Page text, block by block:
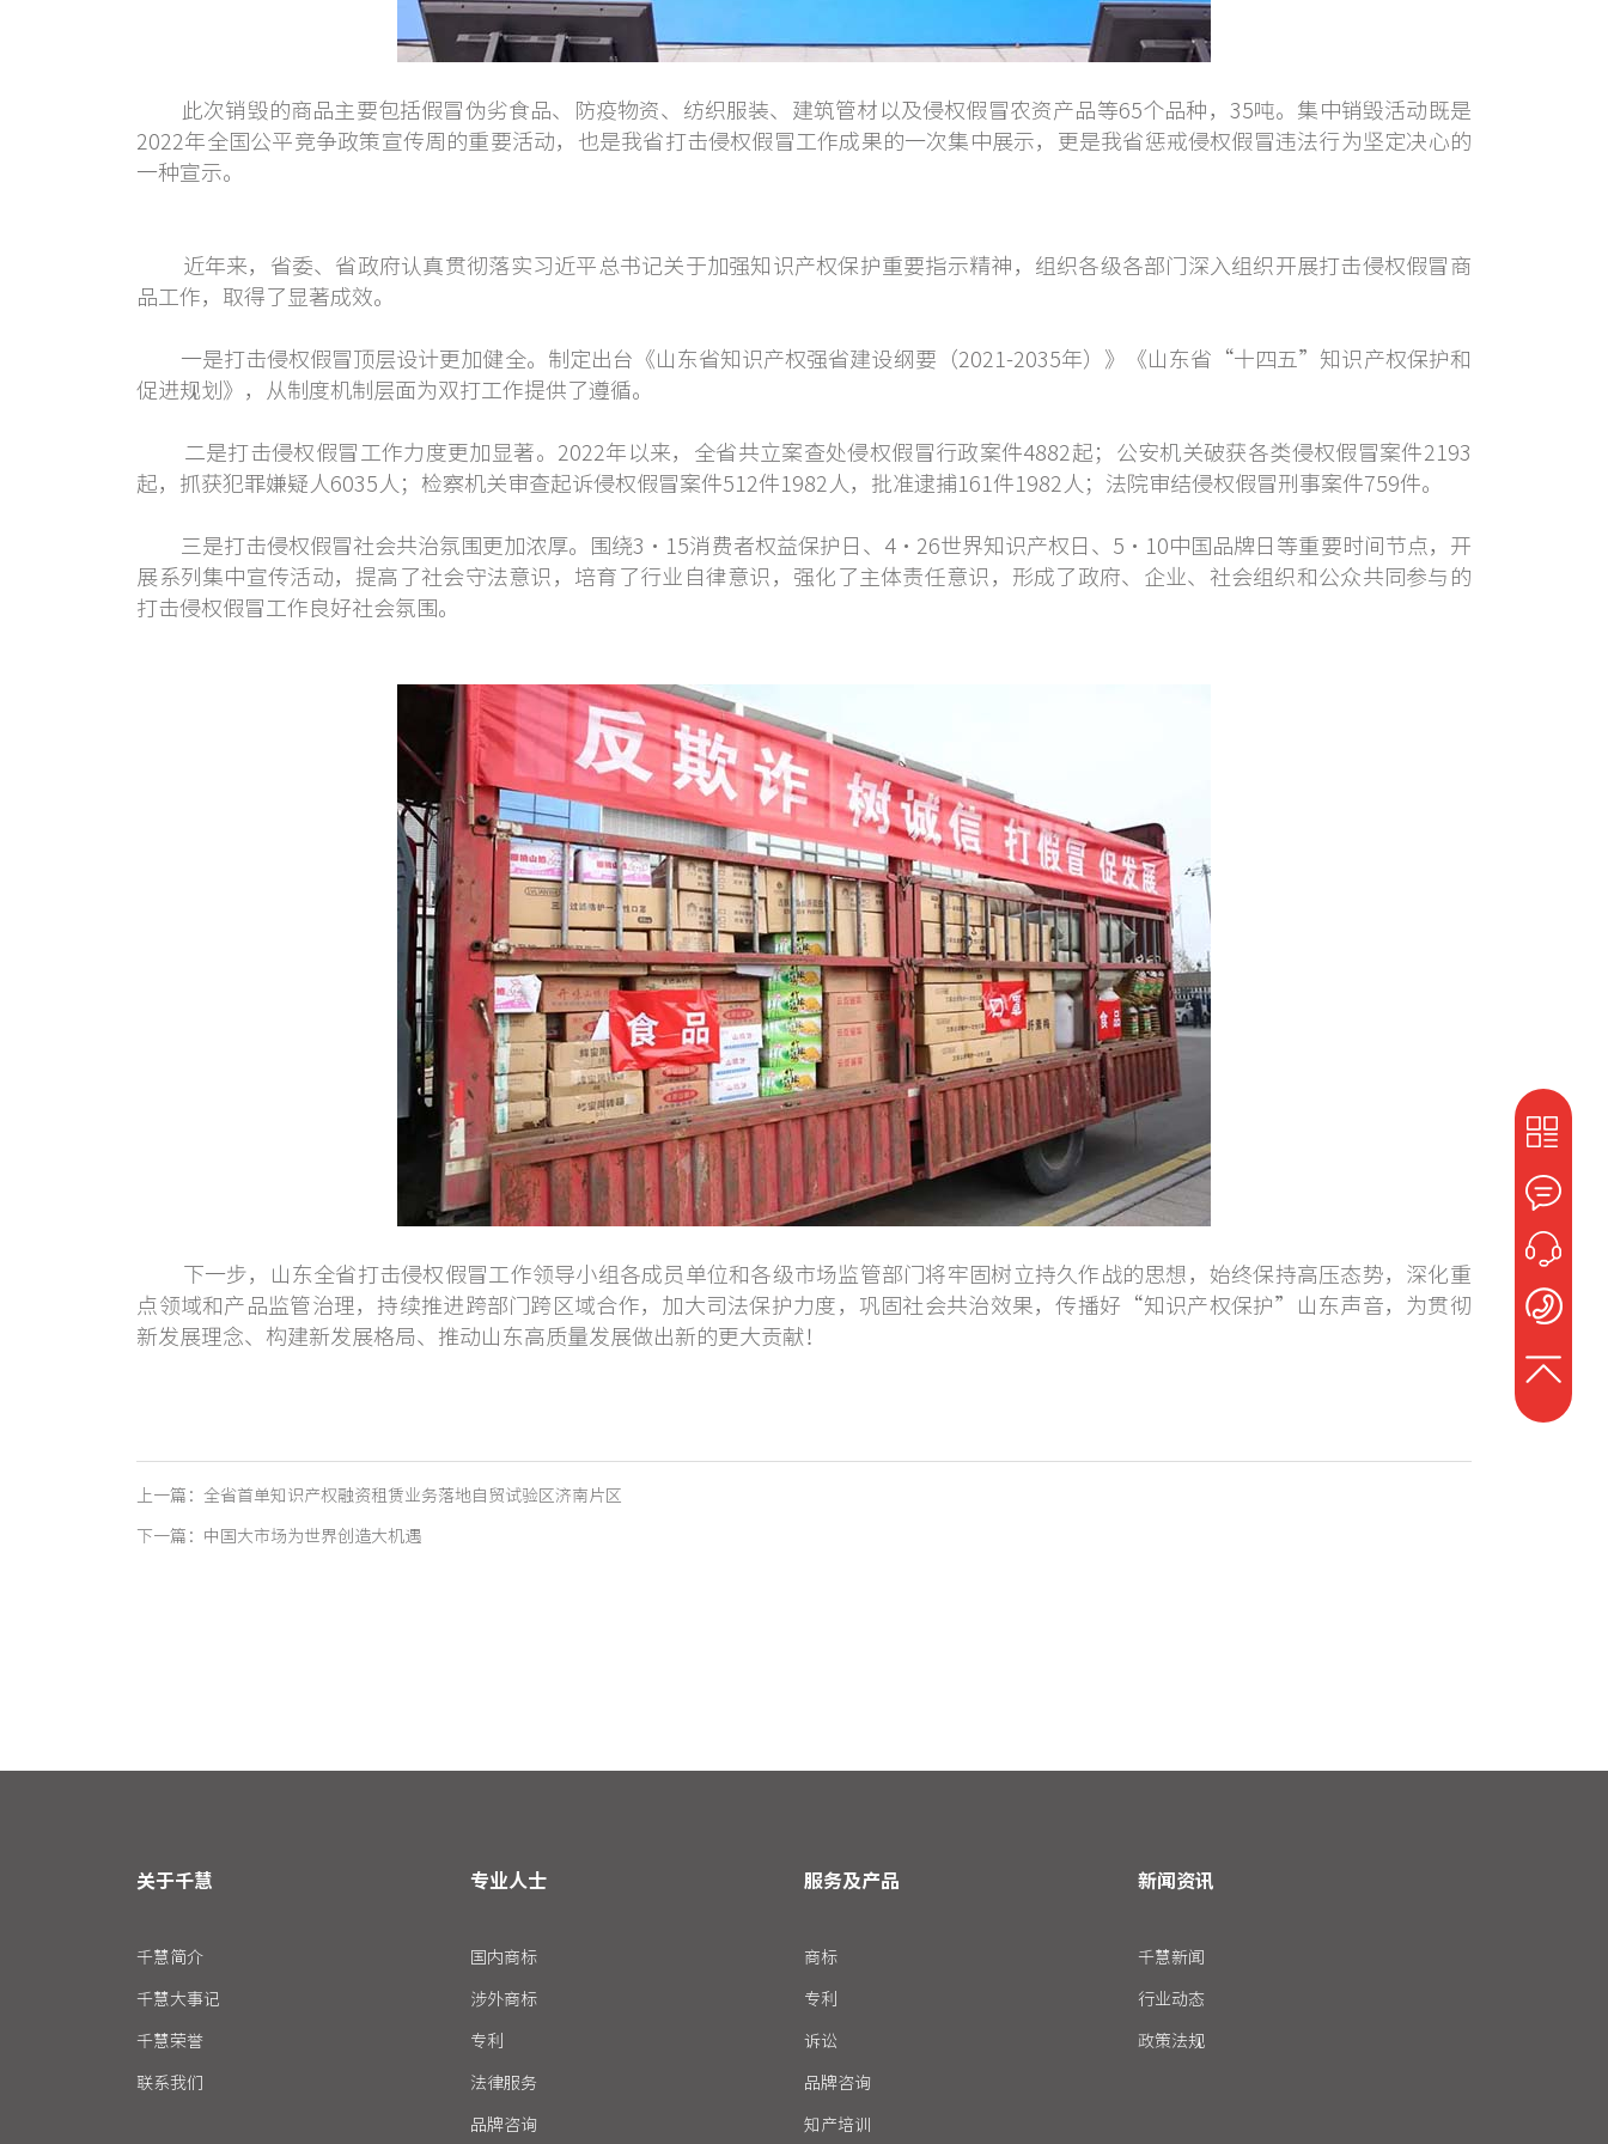
此次销毁的商品主要包括假冒伪劣食品、防疫物资、纺织服装、建筑管材以及侵权假冒农资产品等65个品种，35吨。集中销毁活动既是
2022年全国公平竞争政策宣传周的重要活动，也是我省打击侵权假冒工作成果的一次集中展示，更是我省惩戒侵权假冒违法行为坚定决心的
一种宣示。
近年来，省委、省政府认真贯彻落实习近平总书记关于加强知识产权保护重要指示精神，组织各级各部门深入组织开展打击侵权假冒商
品工作，取得了显著成效。
一是打击侵权假冒顶层设计更加健全。制定出台《山东省知识产权强省建设纲要（2021-2035年）》《山东省“十四五”知识产权保护和
促进规划》，从制度机制层面为双打工作提供了遵循。
二是打击侵权假冒工作力度更加显著。2022年以来，全省共立案查处侵权假冒行政案件4882起；公安机关破获各类侵权假冒案件2193
起，抓获犯罪嫌疑人6035人；检察机关审查起诉侵权假冒案件512件1982人，批准逮捕161件1982人；法院审结侵权假冒刑事案件759件。
三是打击侵权假冒社会共治氛围更加浓厚。围绕3·15消费者权益保护日、4·26世界知识产权日、5·10中国品牌日等重要时间节点，开
展系列集中宣传活动，提高了社会守法意识，培育了行业自律意识，强化了主体责任意识，形成了政府、企业、社会组织和公众共同参与的
打击侵权假冒工作良好社会氛围。
下一步，山东全省打击侵权假冒工作领导小组各成员单位和各级市场监管部门将牢固树立持久作战的思想，始终保持高压态势，深化重
点领域和产品监管治理，持续推进跨部门跨区域合作，加大司法保护力度，巩固社会共治效果，传播好“知识产权保护”山东声音，为贯彻
新发展理念、构建新发展格局、推动山东高质量发展做出新的更大贡献！
上一篇 ：全省首单知识产权融资租赁业务落地自贸试验区济南片区
下一篇 ： 中国大市场为世界创造大机遇
关于千慧
千慧简介
千慧大事记
千慧荣誉
联系我们
专业人士
国内商标
涉外商标
专利
法律服务
品牌咨询
服务及产品
商标
专利
诉讼
品牌咨询
知产培训
新闻资讯
千慧新闻
行业动态
政策法规